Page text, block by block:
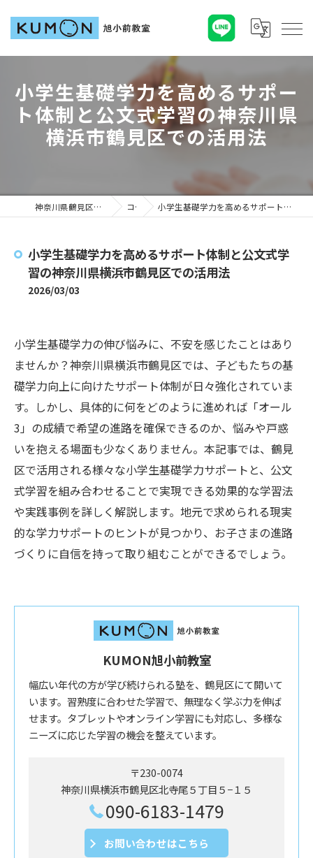
小学生基礎学力を高めるサポー
ト体制と公文式学習の神奈川県
横浜市鶴見区での活用法
神奈川県鶴見区の塾ならKUMON旭小前教室 コラム 小学生基礎学力を高めるサポート体制と公文式学習の神奈川県横浜市鶴見区での活用法
小学生基礎学力を高めるサポート体制と公文式学
習の神奈川県横浜市鶴見区での活用法
2026/03/03
小学生基礎学力の伸び悩みに、不安を感じたことはあり
ませんか？神奈川県横浜市鶴見区では、子どもたちの基
礎学力向上に向けたサポート体制が日々強化されていま
す。しかし、具体的に何をどのように進めれば「オール
3」の成績で希望の進路を確保できるのか、悩みや戸惑
いを抱える場面も少なくありません。本記事では、鶴見
区で活用される様々な小学生基礎学力サポートと、公文
式学習を組み合わせることで実現できる効果的な学習法
や実践事例を詳しく解説します。地元で求められる現実
的な学力サポートのヒントが見つかり、お子さまの進路
づくりに自信を持って取り組むことができるでしょう。
KUMON旭小前教室
幅広い年代の方が学び続けられる塾を、鶴見区にて開いて
います。習熟度に合わせた学習で、無理なく学ぶ力を伸ば
せます。タブレットやオンライン学習にも対応し、多様な
ニーズに応じた学習の機会を整えています。
〒230-0074
神奈川県横浜市鶴見区北寺尾５丁目５−１５
090-6183-1479
お問い合わせはこちら